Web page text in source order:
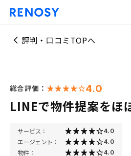
評判・口コミTOPへ
総合評価： 4.0
LINEで物件提案をほ
サービス： 4.0
エージェント： 4.0
物件： 4.0